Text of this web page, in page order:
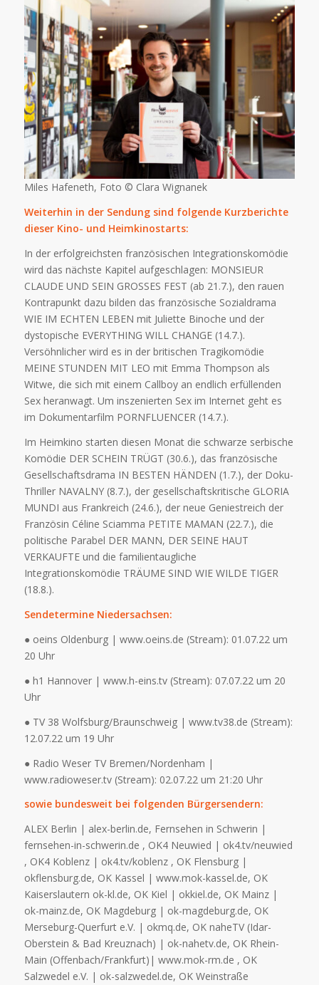
Miles Hafeneth, Foto © Clara Wignanek
Weiterhin in der Sendung sind folgende Kurzberichte
dieser Kino- und Heimkinostarts:
In der erfolgreichsten französischen Integrationskomödie
wird das nächste Kapitel aufgeschlagen: MONSIEUR
CLAUDE UND SEIN GROSSES FEST (ab 21.7.), den rauen
Kontrapunkt dazu bilden das französische Sozialdrama
WIE IM ECHTEN LEBEN mit Juliette Binoche und der
dystopische EVERYTHING WILL CHANGE (14.7.).
Versöhnlicher wird es in der britischen Tragikomödie
MEINE STUNDEN MIT LEO mit Emma Thompson als
Witwe, die sich mit einem Callboy an endlich erfüllenden
Sex heranwagt. Um inszenierten Sex im Internet geht es
im Dokumentarfilm PORNFLUENCER (14.7.).
Im Heimkino starten diesen Monat die schwarze serbische
Komödie DER SCHEIN TRÜGT (30.6.), das französische
Gesellschaftsdrama IN BESTEN HÄNDEN (1.7.), der Doku-
Thriller NAVALNY (8.7.), der gesellschaftskritische GLORIA
MUNDI aus Frankreich (24.6.), der neue Geniestreich der
Französin Céline Sciamma PETITE MAMAN (22.7.), die
politische Parabel DER MANN, DER SEINE HAUT
VERKAUFTE und die familientaugliche
Integrationskomödie TRÄUME SIND WIE WILDE TIGER
(18.8.).
Sendetermine Niedersachsen:
● oeins Oldenburg | www.oeins.de (Stream): 01.07.22 um
20 Uhr
● h1 Hannover | www.h-eins.tv (Stream): 07.07.22 um 20
Uhr
● TV 38 Wolfsburg/Braunschweig | www.tv38.de (Stream):
12.07.22 um 19 Uhr
● Radio Weser TV Bremen/Nordenham |
www.radioweser.tv (Stream): 02.07.22 um 21:20 Uhr
sowie bundesweit bei folgenden Bürgersendern:
ALEX Berlin | alex-berlin.de, Fernsehen in Schwerin |
fernsehen-in-schwerin.de , OK4 Neuwied | ok4.tv/neuwied
, OK4 Koblenz | ok4.tv/koblenz , OK Flensburg |
okflensburg.de, OK Kassel | www.mok-kassel.de, OK
Kaiserslautern ok-kl.de, OK Kiel | okkiel.de, OK Mainz |
ok-mainz.de, OK Magdeburg | ok-magdeburg.de, OK
Merseburg-Querfurt e.V. | okmq.de, OK naheTV (Idar-
Oberstein & Bad Kreuznach) | ok-nahetv.de, OK Rhein-
Main (Offenbach/Frankfurt)| www.mok-rm.de , OK
Salzwedel e.V. | ok-salzwedel.de, OK Weinstraße